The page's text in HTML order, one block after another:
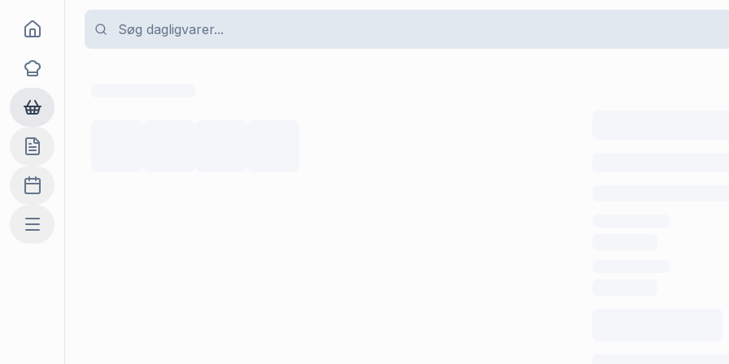
Goma
Opskrifter
Dagligvarer
Indkøbslisten
Madplan
Mere